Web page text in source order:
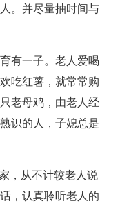
。并尽量抽时间与
有一子。老人爱喝
吃红薯，就常常购
老母鸡，由老人经
识的人，子媳总是
，从不计较老人说
，认真聆听老人的